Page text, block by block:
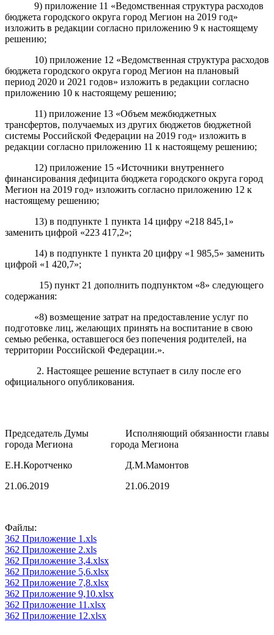
9) приложение 11 «Ведомственная структура расходов
бюджета городского округа город Мегион на 2019 год»
изложить в редакции согласно приложению 9 к настоящему
решению;
10) приложение 12 «Ведомственная структура расходов
бюджета городского округа город Мегион на плановый
период 2020 и 2021 годов» изложить в редакции согласно
приложению 10 к настоящему решению;
11) приложение 13 «Объем межбюджетных
трансфертов, получаемых из других бюджетов бюджетной
системы Российской Федерации на 2019 год» изложить в
редакции согласно приложению 11 к настоящему решению;
12) приложение 15 «Источники внутреннего
финансирования дефицита бюджета городского округа город
Мегион на 2019 год» изложить согласно приложению 12 к
настоящему решению;
13) в подпункте 1 пункта 14 цифру «218 845,1»
заменить цифрой «223 417,2»;
14) в подпункте 1 пункта 20 цифру «1 985,5» заменить
цифрой «1 420,7»;
15) пункт 21 дополнить подпунктом «8» следующего
содержания:
«8) возмещение затрат на предоставление услуг по
подготовке лиц, желающих принять на воспитание в свою
семью ребенка, оставшегося без попечения родителей, на
территории Российской Федерации.».
2. Настоящее решение вступает в силу после его
официального опубликования.
Председатель Думы
города Мегиона
Е.Н.Коротченко
21.06.2019
Исполняющий обязанности главы
города Мегиона
Д.М.Мамонтов
21.06.2019
Файлы:
362 Приложение 1.xls
362 Приложение 2.xls
362 Приложение 3,4.xlsx
362 Приложение 5,6.xlsx
362 Приложение 7,8.xlsx
362 Приложение 9,10.xlsx
362 Приложение 11.xlsx
362 Приложение 12.xlsx